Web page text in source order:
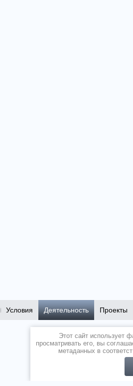
Условия Деятельность Проекты
городской округ Балашиха,
микрорайон Ольгино,
улица Граничная, дом 6,
Этот сайт использует
просматривать его, вы
метаданных в